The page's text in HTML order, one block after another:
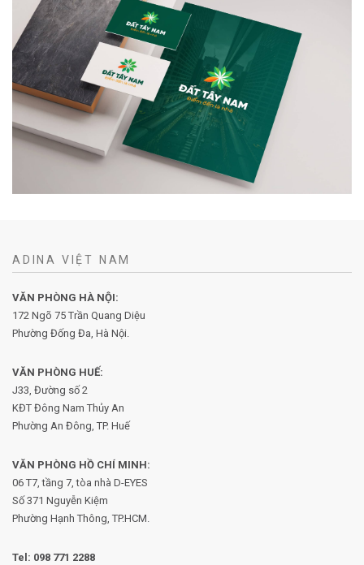
ADINA VIỆT NAM
VĂN PHÒNG HÀ NỘI:
172 Ngõ 75 Trần Quang Diệu
Phường Đống Đa, Hà Nội.
VĂN PHÒNG HUẾ:
J33, Đường số 2
KĐT Đông Nam Thủy An
Phường An Đông, TP. Huế
VĂN PHÒNG HỒ CHÍ MINH:
06 T7, tầng 7, tòa nhà D-EYES
Số 371 Nguyễn Kiệm
Phường Hạnh Thông, TP.HCM.
Tel: 098 771 2288